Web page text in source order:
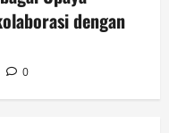
dengan
0